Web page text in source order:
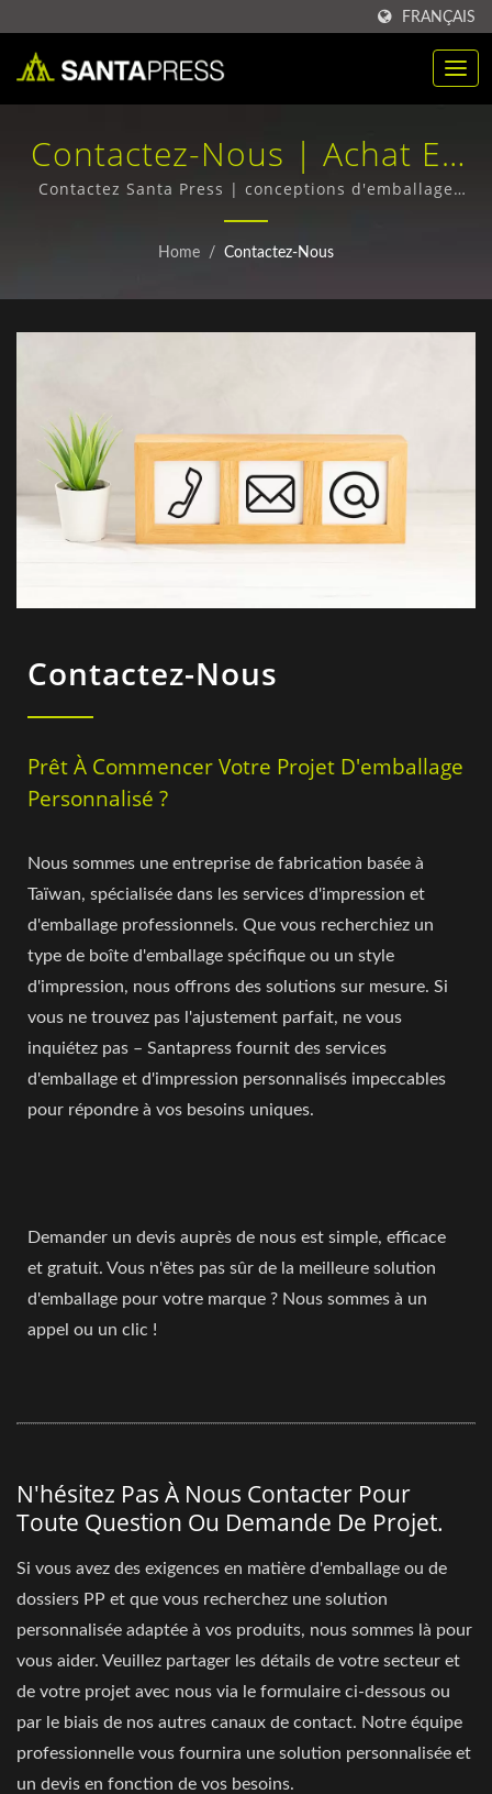
FRANÇAIS
Contactez-Nous | Achat En
Gros De Boîtes D'emballage
En Plastique RPET Fabricant
Contactez Santa Press | conceptions d'emballage
innovantes et sur mesure
Home / Contactez-Nous
Contactez-Nous
Prêt À Commencer Votre Projet D'emballage
Personnalisé ?
Nous sommes une entreprise de fabrication basée à
Taïwan, spécialisée dans les services d'impression et
d'emballage professionnels. Que vous recherchiez un
type de boîte d'emballage spécifique ou un style
d'impression, nous offrons des solutions sur mesure. Si
vous ne trouvez pas l'ajustement parfait, ne vous
inquiétez pas – Santapress fournit des services
d'emballage et d'impression personnalisés impeccables
pour répondre à vos besoins uniques.
Demander un devis auprès de nous est simple, efficace
et gratuit. Vous n'êtes pas sûr de la meilleure solution
d'emballage pour votre marque ? Nous sommes à un
appel ou un clic !
N'hésitez Pas À Nous Contacter Pour
Toute Question Ou Demande De Projet.
Si vous avez des exigences en matière d'emballage ou de
dossiers PP et que vous recherchez une solution
personnalisée adaptée à vos produits, nous sommes là pour
vous aider. Veuillez partager les détails de votre secteur et
de votre projet avec nous via le formulaire ci-dessous ou
par le biais de nos autres canaux de contact. Notre équipe
professionnelle vous fournira une solution personnalisée et
un devis en fonction de vos besoins.